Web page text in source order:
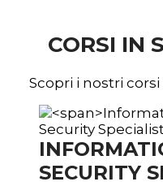
CORSI IN
Scopri i nostri
SECURITY